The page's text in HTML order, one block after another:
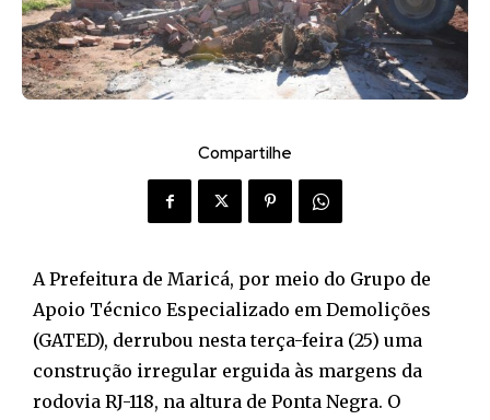
Compartilhe
A Prefeitura de Maricá, por meio do Grupo de
Apoio Técnico Especializado em Demolições
(GATED), derrubou nesta terça-feira (25) uma
construção irregular erguida às margens da
rodovia RJ-118, na altura de Ponta Negra. O